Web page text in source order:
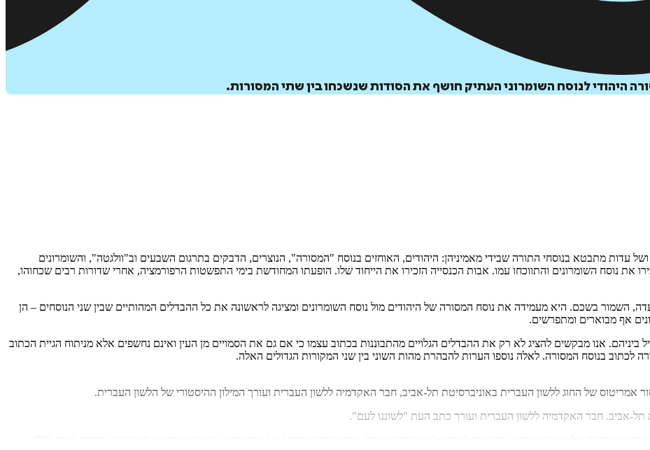
היהודי לנוסח השומרוני העתיק חושף את הסודות שנשכחו בין שתי המסורות.
עדות מתבטא בנוסחי התורה שבידי מאמיניהן: היהודים, האוחזים בנוסח "המסורה", הנוצרים, הדבקים בתרגום השבעים וב"וולגטה", והשומרונים
נוסח השומרונים והתווכחו עמו. אבות הכנסייה הזכירו את הייחוד שלו. הופעתו המחודשת בימי התפשטות הרפורמציה, אחרי שדורות רבים שכחוהו,
השמור בשכם. היא מעמידה את נוסח המסורה של היהודים מול נוסח השומרונים ומציגה לראשונה את כל ההבדלים המהותיים שבין שני הנוסחים – הן
אף מבוארים ומתפרשים.
אנו מבקשים להציג לא רק את ההבדלים הגלויים מהתבוננות בכתוב עצמו כי אם גם את הסמויים מן העין ואינם נחשפים אלא מניתוח הגיית הכתוב
לכתוב בנוסח המסורה. לאלה נוספו הערות להבהרת מהות השוני בין שני המקורות הגדולים האלה.
של החוג ללשון העברית באוניברסיטת תל-אביב, חבר האקדמיה ללשון העברית ועורך המילון ההיסטורי של הלשון העברית.
תל-אביב. חבר האקדמיה ללשון העברית ועורך כתב העת "לשוננו לעם".